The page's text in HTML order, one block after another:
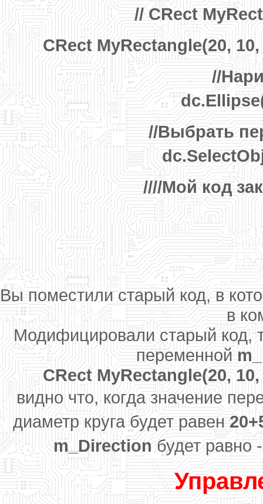
// CRect
CRect MyRectangle(20,
//
//Выбрать
////Мой код
Вы поместили старый код, в
в
Модифицировали старый код,
переменной
CRect MyRectangle(20,
видно что, когда значение
диаметр круга будет равен
m_Directionбудет равно